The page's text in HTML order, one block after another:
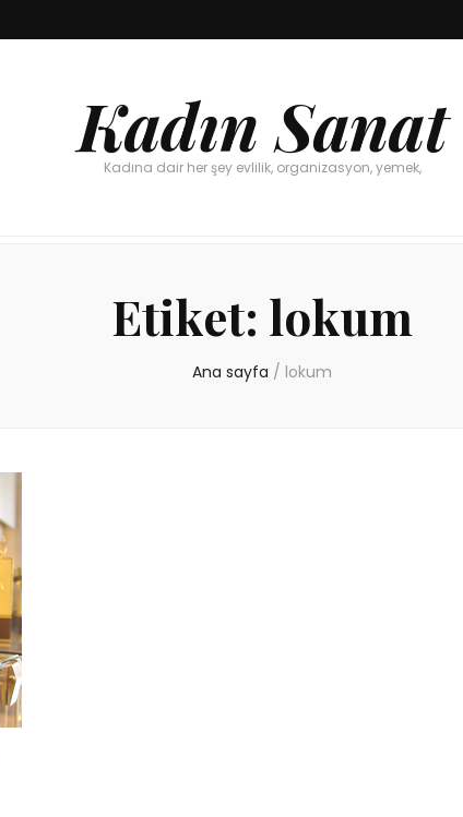
Kadın Sanat
Kadına dair her şey evlilik, organizasyon, yemek,
Etiket: lokum
Ana sayfa / lokum